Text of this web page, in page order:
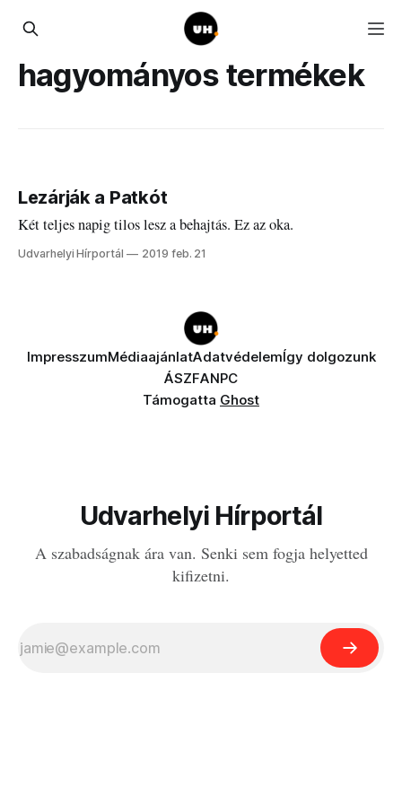
hagyományos termékek
Lezárják a Patkót
Két teljes napig tilos lesz a behajtás. Ez az oka.
Udvarhelyi Hírportál 2019 feb. 21
ImpresszumMédiaajánlatAdatvédelemÍgy dolgozunk
ÁSZFANPC
Támogatta Ghost
Udvarhelyi Hírportál
A szabadságnak ára van. Senki sem fogja helyetted
kifizetni.